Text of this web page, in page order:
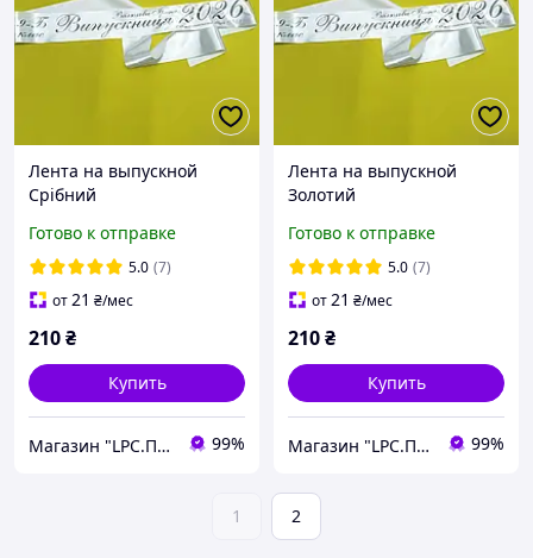
Лента на выпускной
Срібний
Готово к отправке
5.0 (7)
от21 ₴/мес
210₴
Купить
Магазин "LPC.Полиграфия" 99%
Лента на выпускной
Золотий
Готово к отправке
5.0 (7)
от21 ₴/мес
210₴
Купить
Магазин "LPC.Полиграфия" 99%
1 2